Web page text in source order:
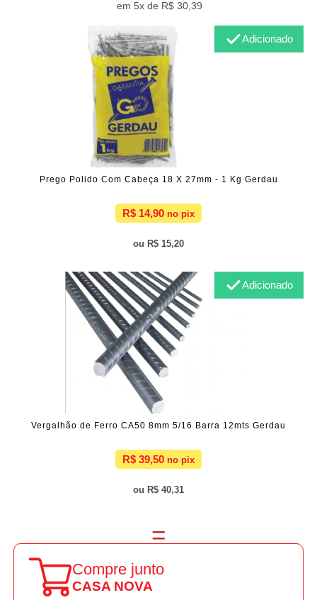
5x de R$ 30,39
Prego Polido Com Cabeça 18 X 27mm - 1 Kg Gerdau
R$ 14,90
R$ 15,20
Adicionado
Vergalhão de Ferro CA50 8mm 5/16 Barra 12mts Gerdau
R$ 39,50
R$ 40,31
Adicionado
Compre junto
CASA NOVA